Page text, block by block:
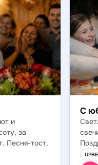
и
за
Песня-тост,
С